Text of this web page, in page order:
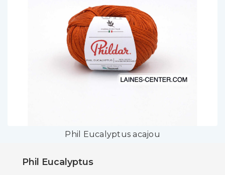
Phil Eucalyptus acajou
Phil Eucalyptus